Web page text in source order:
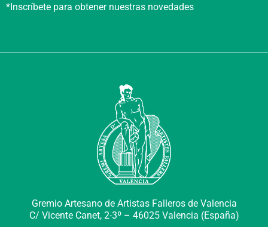
*Inscríbete para obtener nuestras novedades
Gremio Artesano de Artistas Falleros de Valencia
C/ Vicente Canet, 2-3º – 46025 Valencia (España)